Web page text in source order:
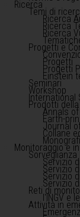
Ricerca
Temi di
Ricerca
Ricerca
Ricerca
Progetti e
Progetti
Progetti
Einstein
Seminari
Workshop
International
Prodotti
Annals
Earth-
Journal
Collane
Monitoraggio e
Sorveglianza
Servizio
Servizio
Servizio
Servizio
Reti di
l'INGV e
Attività in